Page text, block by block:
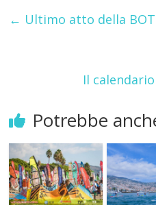
← Ultimo atto della
Il
Potrebbe